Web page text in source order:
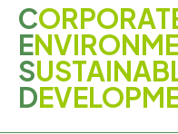
C
E
S
D